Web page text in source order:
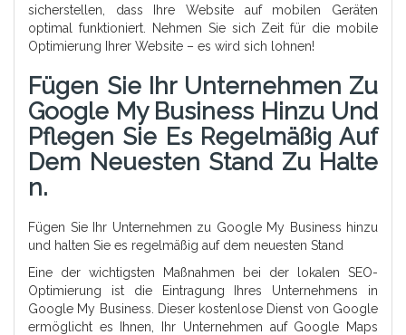
sicherstellen, dass Ihre Website auf mobilen Geräten
optimal funktioniert. Nehmen Sie sich Zeit für die mobile
Optimierung Ihrer Website – es wird sich lohnen!
Fügen Sie Ihr Unternehmen Zu
Google My Business Hinzu Und
Pflegen Sie Es Regelmäßig Auf
Dem Neuesten Stand Zu Halte
N.
Fügen Sie Ihr Unternehmen zu Google My Business hinzu
und halten Sie es regelmäßig auf dem neuesten Stand
Eine der wichtigsten Maßnahmen bei der lokalen SEO-
Optimierung ist die Eintragung Ihres Unternehmens in
Google My Business. Dieser kostenlose Dienst von Google
ermöglicht es Ihnen, Ihr Unternehmen auf Google Maps